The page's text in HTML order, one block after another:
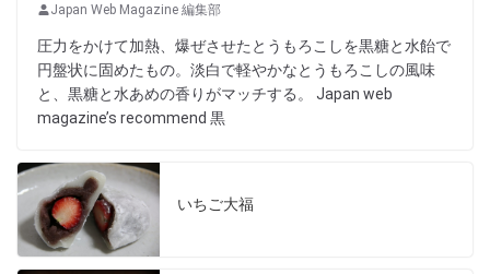
Japan Web Magazine 編集部
圧力をかけて加熱、爆ぜさせたとうもろこしを黒糖と水飴で
円盤状に固めたもの。淡白で軽やかなとうもろこしの風味
と、黒糖と水あめの香りがマッチする。 Japan web
magazine’s recommend 黒
いちご大福